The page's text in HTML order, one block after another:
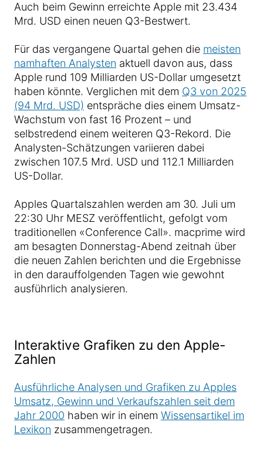
Auch beim Gewinn erreichte Apple mit 23.434
Mrd. USD einen neuen Q3-Bestwert.
Für das vergangene Quartal gehen die meisten
namhaften Analysten aktuell davon aus, dass
Apple rund 109 Milliarden US-Dollar umgesetzt
haben könnte. Verglichen mit dem Q3 von 2025
(94 Mrd. USD) entspräche dies einem Umsatz-
Wachstum von fast 16 Prozent – und
selbstredend einem weiteren Q3-Rekord. Die
Analysten-Schätzungen variieren dabei
zwischen 107.5 Mrd. USD und 112.1 Milliarden
US-Dollar.
Apples Quartalszahlen werden am 30. Juli um
22:30 Uhr MESZ veröffentlicht, gefolgt vom
traditionellen «Conference Call». macprime wird
am besagten Donnerstag-Abend zeitnah über
die neuen Zahlen berichten und die Ergebnisse
in den darauffolgenden Tagen wie gewohnt
ausführlich analysieren.
Interaktive Grafiken zu den Apple-
Zahlen
Ausführliche Analysen und Grafiken zu Apples
Umsatz, Gewinn und Verkaufszahlen seit dem
Jahr 2000 haben wir in einem Wissensartikel im
Lexikon zusammengetragen.